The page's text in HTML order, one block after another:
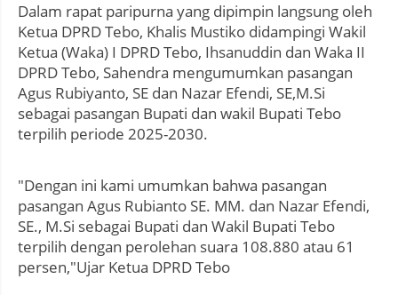
Dalam rapat paripurna yang dipimpin langsung oleh
Ketua DPRD Tebo, Khalis Mustiko didampingi Wakil
Ketua (Waka) I DPRD Tebo, Ihsanuddin dan Waka II
DPRD Tebo, Sahendra mengumumkan pasangan
Agus Rubiyanto, SE dan Nazar Efendi, SE,M.Si
sebagai pasangan Bupati dan wakil Bupati Tebo
terpilih periode 2025-2030.
"Dengan ini kami umumkan bahwa pasangan
pasangan Agus Rubianto SE. MM. dan Nazar Efendi,
SE., M.Si sebagai Bupati dan Wakil Bupati Tebo
terpilih dengan perolehan suara 108.880 atau 61
persen,"Ujar Ketua DPRD Tebo